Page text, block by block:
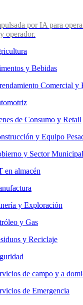
por IA para
operador.
y Bebidas
Comercial y
de Consumo y Retail
y Equipo
y Sector Municipal
en almacén
y Exploración
y Gas
y Reciclaje
de campo y a
de Emergencia